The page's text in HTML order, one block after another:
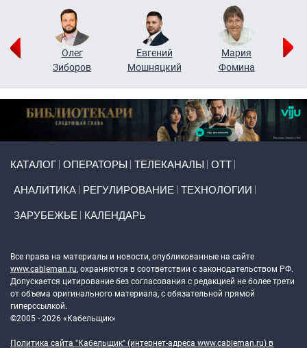
Олег
Зиборов
Евгений
Мошняцкий
Мария
Фомина
КАТАЛОГ ОПЕРАТОРЫ ТЕЛЕКАНАЛЫ ОТТ
АНАЛИТИКА РЕГУЛИРОВАНИЕ ТЕХНОЛОГИИ
ЗАРУБЕЖЬЕ КАЛЕНДАРЬ
Все права на материалы и новости, опубликованные на сайте
www.cableman.ru, охраняются в соответствии с законодательством РФ.
Допускается цитирование без согласования с редакцией не более трети
от объема оригинального материала, с обязательной прямой
гиперссылкой.
©2005 - 2026 «Кабельщик»
Политика сайта "Кабельщик" (интернет-адреса www.cableman.ru) в